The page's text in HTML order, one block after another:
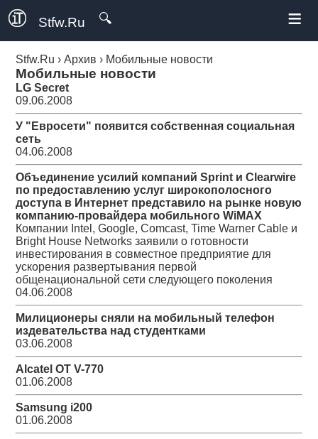
Stfw.Ru 🔍 ≡
Stfw.Ru ›Архив › Мобильные новости
Мобильные новости
LG Secret
09.06.2008
У "Евросети" появится собственная социальная
сеть
04.06.2008
Объединение усилий компаний Sprint и Clearwire
по предоставлению услуг широкополосного
доступа в Интернет представило на рынке новую
компанию-провайдера мобильного WiMAX
Компании Intel, Google, Comcast, Time Warner Cable и
Bright House Networks заявили о готовности
инвестирования в совместное предприятие для
ускорения развертывания первой
общенациональной сети следующего поколения
04.06.2008
Милиционеры сняли на мобильный телефон
издевательства над студентками
03.06.2008
Alcatel OT V-770
01.06.2008
Samsung i200
01.06.2008